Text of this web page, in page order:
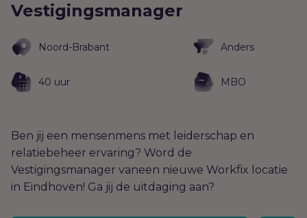
Vestigingsmanager
Noord-Brabant Anders
40 uur MBO
Ben jij een mensenmens met leiderschap en
relatiebeheer ervaring? Word de
Vestigingsmanager vaneen nieuwe Workfix locatie
in Eindhoven! Ga jij de uitdaging aan?